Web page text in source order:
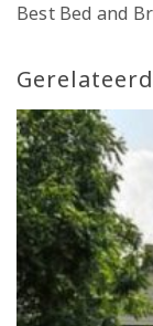
Best Bed and